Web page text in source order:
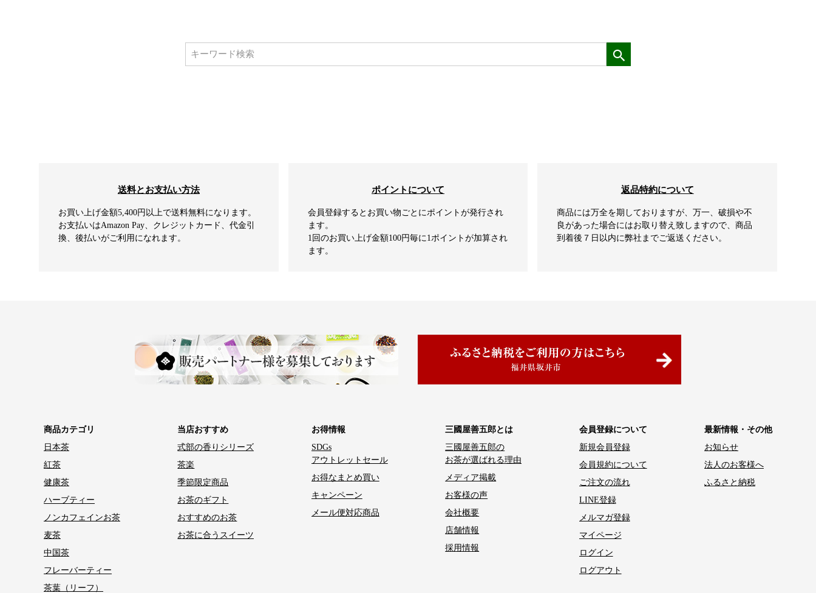
送料とお支払い方法
お買い上げ金額5,400円以上で送料無料になります。
お支払いはAmazon Pay、クレジットカード、代金引
換、後払いがご利用になれます。
ポイントについて
会員登録するとお買い物ごとにポイントが発行され
ます。
1回のお買い上げ金額100円毎に1ポイントが加算され
ます。
返品特約について
商品には万全を期しておりますが、万一、破損や不
良があった場合にはお取り替え致しますので、商品
到着後７日以内に弊社までご返送ください。
商品カテゴリ
日本茶
紅茶
健康茶
ハーブティー
ノンカフェインお茶
麦茶
中国茶
フレーバーティー
茶葉（リーフ）
当店おすすめ
式部の香りシリーズ
茶楽
季節限定商品
お茶のギフト
おすすめのお茶
お茶に合うスイーツ
お得情報
SDGs
アウトレットセール
お得なまとめ買い
キャンペーン
メール便対応商品
三國屋善五郎とは
三國屋善五郎の
お茶が選ばれる理由
メディア掲載
お客様の声
会社概要
店舗情報
採用情報
会員登録について
新規会員登録
会員規約について
ご注文の流れ
LINE登録
メルマガ登録
マイページ
ログイン
ログアウト
最新情報・その他
お知らせ
法人のお客様へ
ふるさと納税